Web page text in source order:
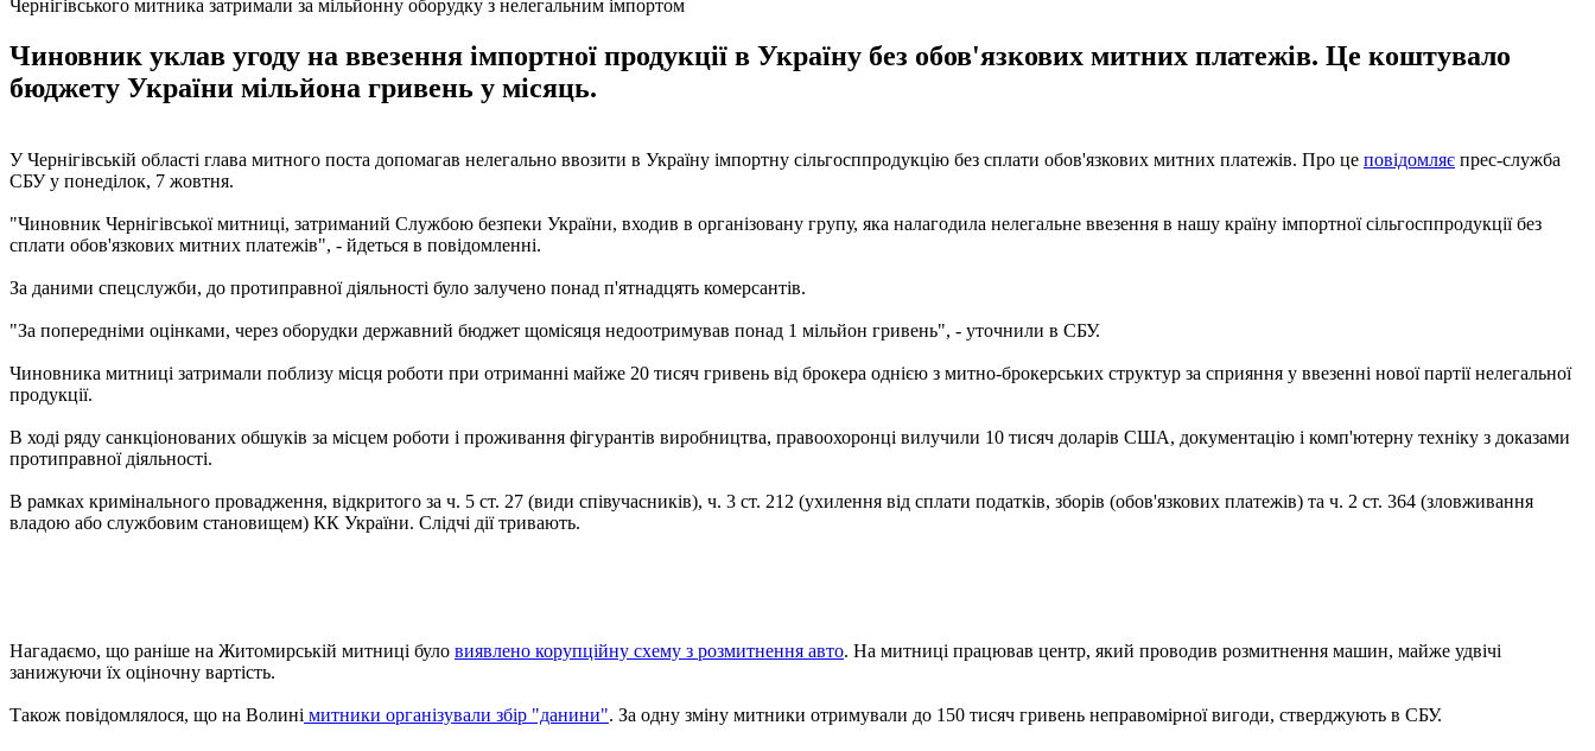
Чернігівського митника затримали за мільйонну оборудку з нелегальним імпортом
Чиновник уклав угоду на ввезення імпортної продукції в Україну без обов'язкових митних платежів. Це коштувало
бюджету України мільйона гривень у місяць.
У Чернігівській області глава митного поста допомагав нелегально ввозити в Україну імпортну сільгосппродукцію без сплати обов'язкових митних платежів. Про це повідомляє прес-служба
СБУ у понеділок, 7 жовтня.
"Чиновник Чернігівської митниці, затриманий Службою безпеки України, входив в організовану групу, яка налагодила нелегальне ввезення в нашу країну імпортної сільгосппродукції без
сплати обов'язкових митних платежів", - йдеться в повідомленні.
За даними спецслужби, до протиправної діяльності було залучено понад п'ятнадцять комерсантів.
"За попередніми оцінками, через оборудки державний бюджет щомісяця недоотримував понад 1 мільйон гривень", - уточнили в СБУ.
Чиновника митниці затримали поблизу місця роботи при отриманні майже 20 тисяч гривень від брокера однією з митно-брокерських структур за сприяння у ввезенні нової партії нелегальної
продукції.
В ході ряду санкціонованих обшуків за місцем роботи і проживання фігурантів виробництва, правоохоронці вилучили 10 тисяч доларів США, документацію і комп'ютерну техніку з доказами
протиправної діяльності.
В рамках кримінального провадження, відкритого за ч. 5 ст. 27 (види співучасників), ч. 3 ст. 212 (ухилення від сплати податків, зборів (обов'язкових платежів) та ч. 2 ст. 364 (зловживання
владою або службовим становищем) КК України. Слідчі дії тривають.
Нагадаємо, що раніше на Житомирській митниці було виявлено корупційну схему з розмитнення авто. На митниці працював центр, який проводив розмитнення машин, майже удвічі
занижуючи їх оціночну вартість.
Також повідомлялося, що на Волині митники організували збір "данини". За одну зміну митники отримували до 150 тисяч гривень неправомірної вигоди, стверджують в СБУ.